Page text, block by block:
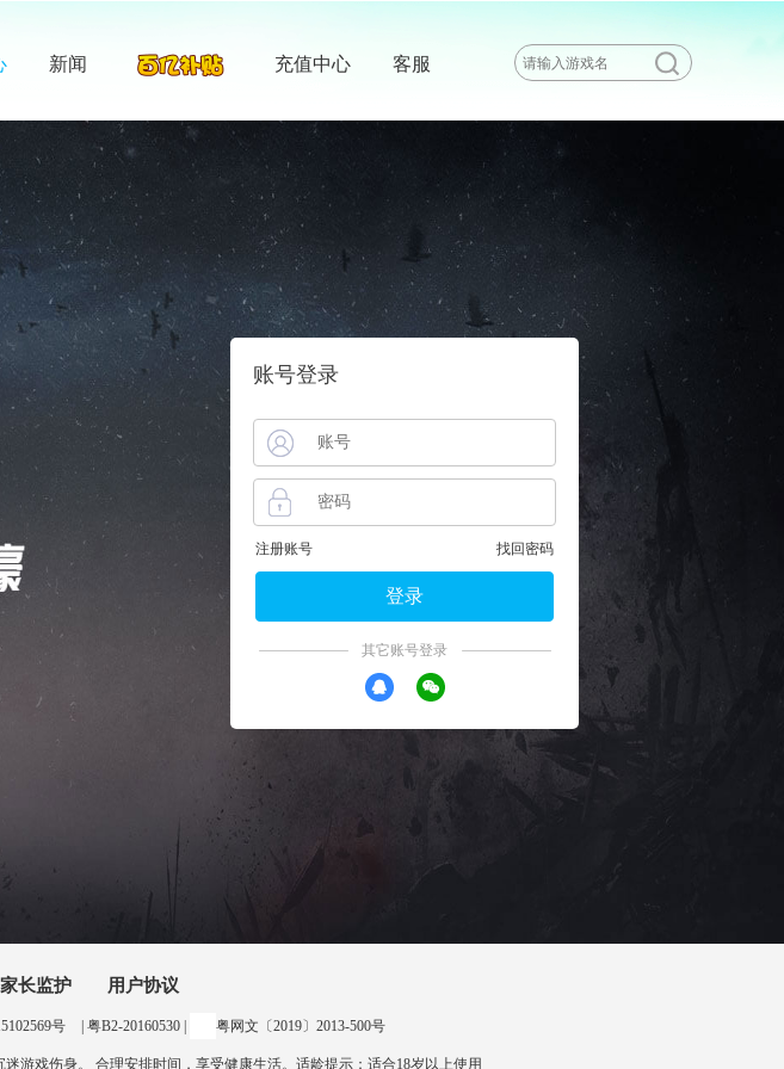
新闻 充值中心 客服
账号登录
注册账号 找回密码
登录
其它账号登录
家长监护 用户协议
号 | 粤B2-20160530 | 粤网文〔2019〕2013-500号
游戏伤身。 合理安排时间，享受健康生活。适龄提示：适合18岁以上使用